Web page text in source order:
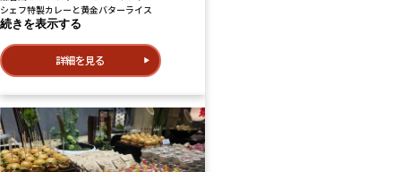
シェフ特製カレーと黄金バターライス
続きを表示する
詳細を見る